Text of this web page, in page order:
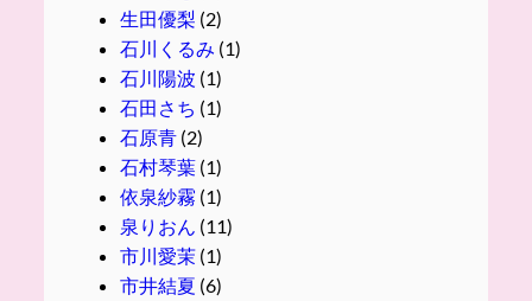
生田優梨 (2)
石川くるみ (1)
石川陽波 (1)
石田さち (1)
石原青(2)
石村琴葉(1)
依泉紗霧 (1)
泉りおん (11)
市川愛茉(1)
市井結夏 (6)